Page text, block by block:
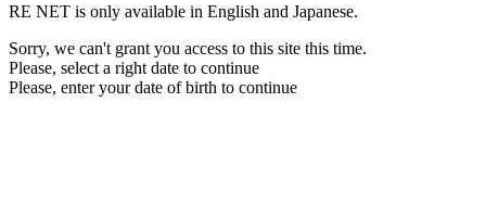
RE NET is only available in English and Japanese.
Sorry, we can't grant you access to this site this time.
Please, select a right date to continue
Please, enter your date of birth to continue